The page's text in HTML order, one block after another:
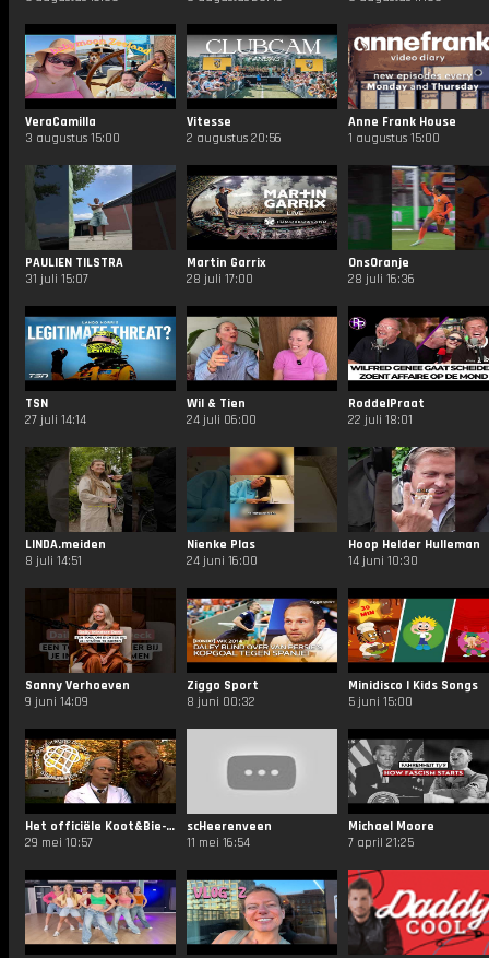
VeraCamilla
3 augustus 15:00
Vitesse
2 augustus 20:56
Anne Frank House
1 augustus 15:00
PAULIEN TILSTRA
31 juli 15:07
Martin Garrix
28 juli 17:00
OnsOranje
28 juli 16:36
TSN
27 juli 14:14
Wil & Tien
24 juli 06:00
RoddelPraat
22 juli 18:01
LINDA.meiden
8 juli 14:51
Nienke Plas
24 juni 16:00
Hoop Helder Hulleman
14 juni 10:30
Sanny Verhoeven
9 juni 14:09
Ziggo Sport
8 juni 00:32
Minidisco | Kids Songs
5 juni 15:00
Het officiële Koot&Bie-kanaal
29 mei 10:57
scHeerenveen
11 mei 16:54
Michael Moore
7 april 21:25